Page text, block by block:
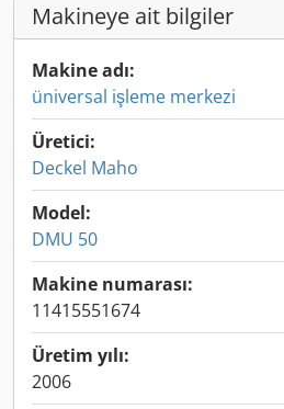
Makineye ait bilgiler
Makine adı:
üniversal işleme merkezi
Üretici:
Deckel Maho
Model:
DMU 50
Makine numarası:
11415551674
Üretim yılı:
2006